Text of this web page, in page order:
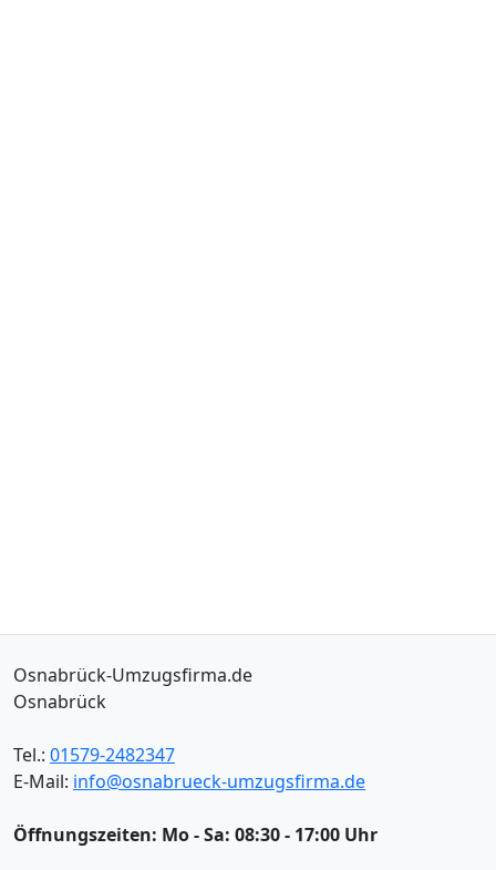
Osnabrück-Umzugsfirma.de
Osnabrück
Tel.: 01579-2482347
E-Mail: info@osnabrueck-umzugsfirma.de
Öffnungszeiten: Mo - Sa: 08:30 - 17:00 Uhr